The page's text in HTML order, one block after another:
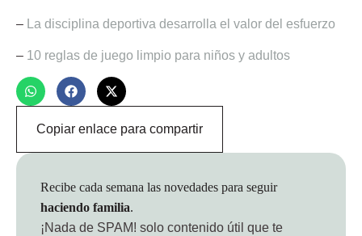
– La disciplina deportiva desarrolla el valor del esfuerzo
– 10 reglas de juego limpio para niños y adultos
Copiar enlace para compartir
Recibe cada semana las novedades para seguir
haciendo familia.
¡Nada de SPAM! solo contenido útil que te